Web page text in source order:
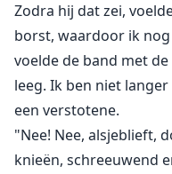
een omega en een
verbazing
beloofden ook wraak
voor wat ze haar
Zodra hij dat zei,
borst, waardoor ik
voelde de band met
leeg. Ik ben niet
een verstotene.
"Nee! Nee, alsjeblieft,
knieën, schreeuwend